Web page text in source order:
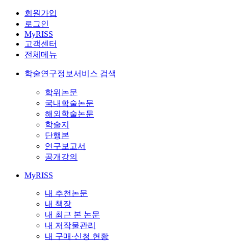
회원가입
로그인
MyRISS
고객센터
전체메뉴
학술연구정보서비스 검색
학위논문
국내학술논문
해외학술논문
학술지
단행본
연구보고서
공개강의
MyRISS
내 추천논문
내 책장
내 최근 본 논문
내 저작물관리
내 구매·신청 현황